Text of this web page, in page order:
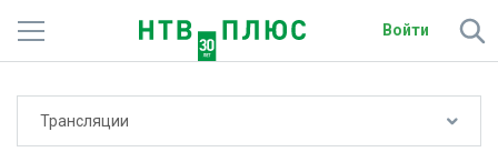
Войти
Трансляции